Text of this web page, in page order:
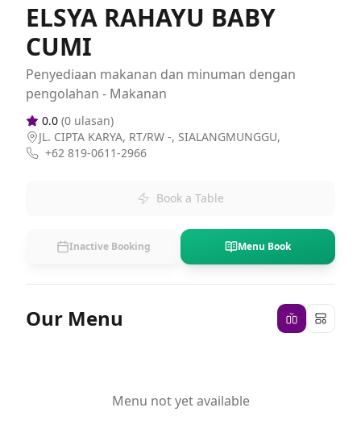
ELSYA RAHAYU BABY
CUMI
Penyediaan makanan dan minuman dengan
pengolahan - Makanan
0.0 (0 ulasan)
JL. CIPTA KARYA, RT/RW -, SIALANGMUNGGU,
+62 819-0611-2966
Book a Table
Inactive Booking Menu Book
Our Menu
Menu not yet available